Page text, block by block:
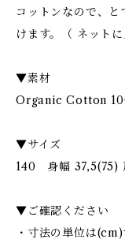
コットンなので、
けます。（ ネット
▼素材
Organic Cotton
▼サイズ
140 身幅 37,5(75)
▼ご確認ください
・寸法の単位は(cm)